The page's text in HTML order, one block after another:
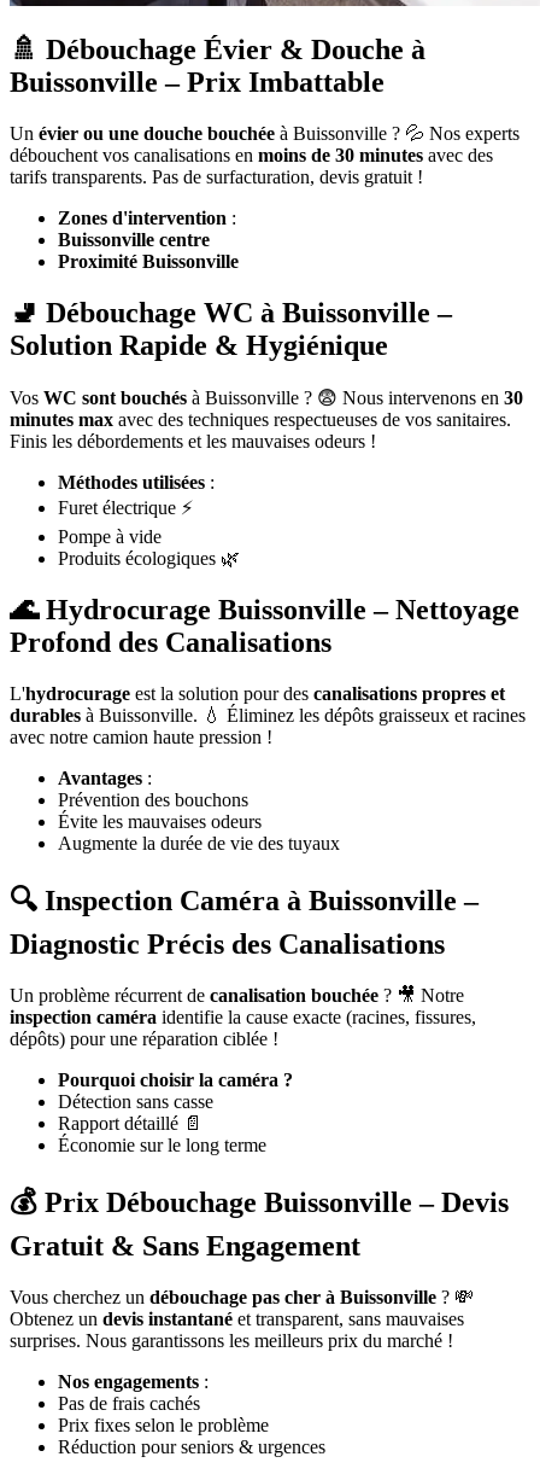
🚿 Débouchage Évier & Douche à
Buissonville – Prix Imbattable
Un évier ou une douche bouchée à Buissonville ? 💦 Nos experts
débouchent vos canalisations en moins de 30 minutes avec des
tarifs transparents. Pas de surfacturation, devis gratuit !
Zones d'intervention :
Buissonville centre
Proximité Buissonville
🚽 Débouchage WC à Buissonville –
Solution Rapide & Hygiénique
Vos WC sont bouchés à Buissonville ? 😨 Nous intervenons en 30
minutes max avec des techniques respectueuses de vos sanitaires.
Finis les débordements et les mauvaises odeurs !
Méthodes utilisées :
Furet électrique ⚡
Pompe à vide
Produits écologiques 🌿
🌊 Hydrocurage Buissonville – Nettoyage
Profond des Canalisations
L'hydrocurage est la solution pour des canalisations propres et
durables à Buissonville. 💧 Éliminez les dépôts graisseux et racines
avec notre camion haute pression !
Avantages :
Prévention des bouchons
Évite les mauvaises odeurs
Augmente la durée de vie des tuyaux
🔍 Inspection Caméra à Buissonville –
Diagnostic Précis des Canalisations
Un problème récurrent de canalisation bouchée ? 🎥 Notre
inspection caméra identifie la cause exacte (racines, fissures,
dépôts) pour une réparation ciblée !
Pourquoi choisir la caméra ?
Détection sans casse
Rapport détaillé 📄
Économie sur le long terme
💰 Prix Débouchage Buissonville – Devis
Gratuit & Sans Engagement
Vous cherchez un débouchage pas cher à Buissonville ? 💸
Obtenez un devis instantané et transparent, sans mauvaises
surprises. Nous garantissons les meilleurs prix du marché !
Nos engagements :
Pas de frais cachés
Prix fixes selon le problème
Réduction pour seniors & urgences